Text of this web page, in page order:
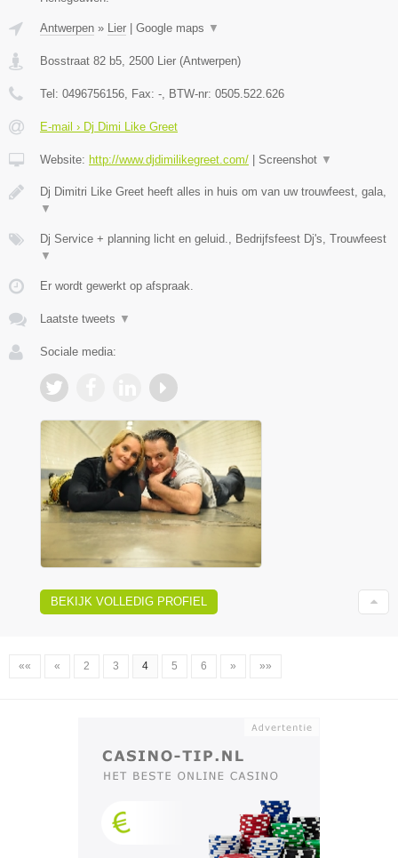
Antwerpen » Lier Google maps ▼
Bosstraat 82 b5, 2500 Lier (Antwerpen)
Tel: 0496756156, Fax: -, BTW-nr: 0505.522.626
E-mail › Dj Dimi Like Greet
Website: http://www.djdimilikegreet.com/ Screenshot ▼
Dj Dimitri Like Greet heeft alles in huis om van uw trouwfeest, gala,
▼
Dj Service + planning licht en geluid., Bedrijfsfeest Dj's, Trouwfeest
▼
Er wordt gewerkt op afspraak.
Laatste tweets ▼
Sociale media:
BEKIJK VOLLEDIG PROFIEL
«« « 2 3 4 5 6 » »»